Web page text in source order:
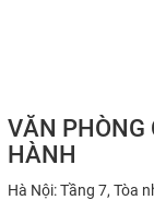
VĂN PHÒNG
HÀNH
Hà Nội: Tầng 7, Tòa